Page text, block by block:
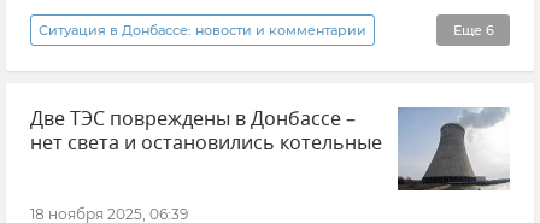
Еще 6
Ситуация в Донбассе: новости и комментарии
Новости СВО Владимир Путин (политик)
Вооруженные силы России
События в Донбассе
Две ТЭС повреждены в Донбассе –
нет света и остановились котельные
18 ноября 2025, 06:39